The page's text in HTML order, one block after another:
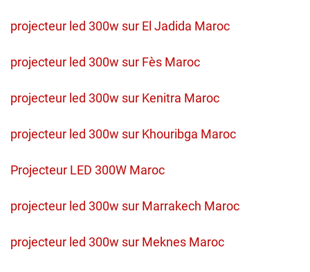
projecteur led 300w sur El Jadida Maroc
projecteur led 300w sur Fès Maroc
projecteur led 300w sur Kenitra Maroc
projecteur led 300w sur Khouribga Maroc
Projecteur LED 300W Maroc
projecteur led 300w sur Marrakech Maroc
projecteur led 300w sur Meknes Maroc